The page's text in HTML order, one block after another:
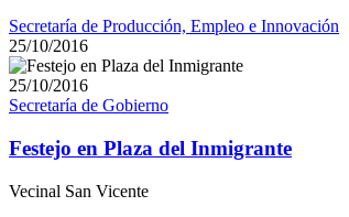
Secretaría de Producción, Empleo e Innovación
25/10/2016
25/10/2016
Secretaría de Gobierno
Festejo en Plaza del Inmigrante
Vecinal San Vicente